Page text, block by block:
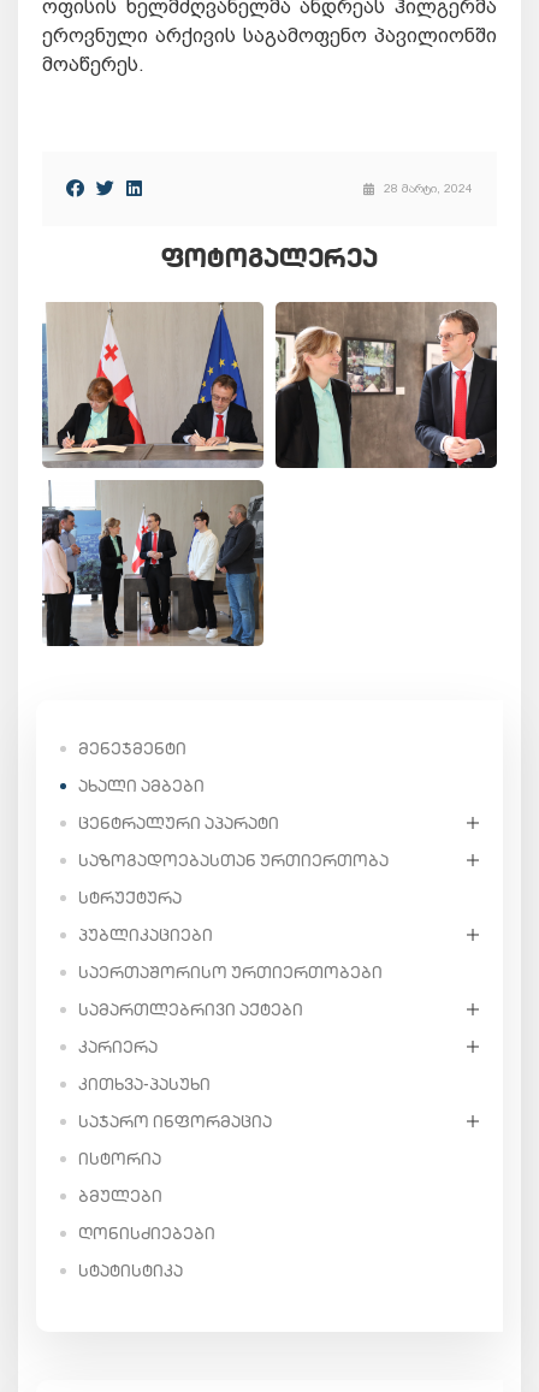
ოფისის ხელმძღვანელმა ანდრეას ჰილგერმა
ეროვნული არქივის საგამოფენო პავილიონში
მოაწერეს.
28 მარტი, 2024
ᲤᲝᲢᲝᲒᲐᲚᲔᲠᲔᲐ
ᲛᲔᲜᲔᲯᲛᲔᲜᲢᲘ
ᲐᲮᲐᲚᲘ ᲐᲛᲑᲔᲑᲘ
ᲪᲔᲜᲢᲠᲐᲚᲣᲠᲘ ᲐᲞᲐᲠᲐᲢᲘ
ᲡᲐᲖᲝᲒᲐᲓᲝᲔᲑᲐᲡᲗᲐᲜ ᲣᲠᲗᲘᲔᲠᲗᲝᲑᲐ
ᲡᲢᲠᲣᲥᲢᲣᲠᲐ
ᲞᲣᲑᲚᲘᲙᲐᲪᲘᲔᲑᲘ
ᲡᲐᲔᲠᲗᲐᲨᲝᲠᲘᲡᲝ ᲣᲠᲗᲘᲔᲠᲗᲝᲑᲔᲑᲘ
ᲡᲐᲛᲐᲠᲗᲚᲔᲑᲠᲘᲕᲘ ᲐᲥᲢᲔᲑᲘ
ᲙᲐᲠᲘᲔᲠᲐ
ᲙᲘᲗᲮᲕᲐ-ᲞᲐᲡᲣᲮᲘ
ᲡᲐᲯᲐᲠᲝ ᲘᲜᲤᲝᲠᲛᲐᲪᲘᲐ
ᲘᲡᲢᲝᲠᲘᲐ
ᲑᲛᲣᲚᲔᲑᲘ
ᲦᲝᲜᲘᲡᲫᲘᲔᲑᲔᲑᲘ
ᲡᲢᲐᲢᲘᲡᲢᲘᲙᲐ